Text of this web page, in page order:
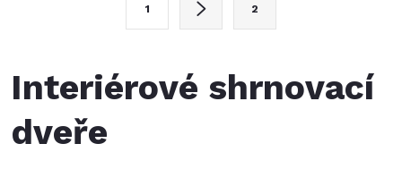
d
a
c
á
n
k
o
1 2
Interiérové shrnovací
dveře